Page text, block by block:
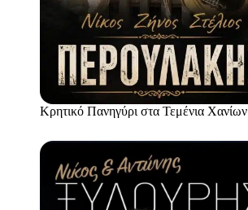
Κρητικό Πανηγύρι στα Τεμένια Χανίων